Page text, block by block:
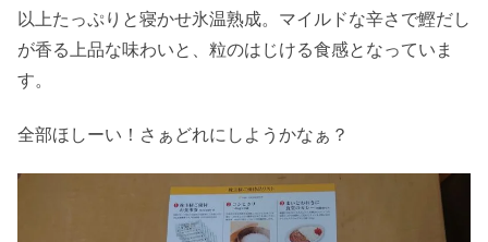
以上たっぷりと寝かせ氷温熟成。マイルドな辛さで鰹だし
が香る上品な味わいと、粒のはじける食感となっていま
す。
全部ほしーい！さぁどれにしようかなぁ？